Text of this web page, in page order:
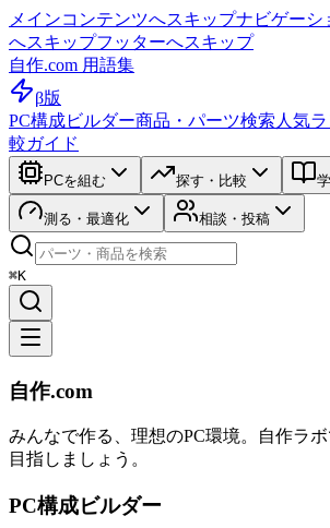
メインコンテンツへスキップナビゲーシ
へスキップフッターへスキップ
自作.com 用語集
β版
PC構成ビルダー商品・パーツ検索 人気
較ガイド
PCを組む 探す・比較
測る・最適化 相談・投稿
⌘K
自作.com
みんなで作る、理想のPC環境。 自作ラボ
目指しましょう。
PC構成ビルダー